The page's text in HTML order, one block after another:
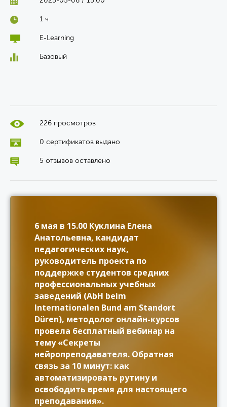
1 ч
E-Learning
Базовый
226 просмотров
0 сертификатов выдано
5 отзывов оставлено
6 мая в 15.00 Куклина Елена
Анатольевна, кандидат
педагогических наук,
руководитель проекта по
поддержке студентов средних
профессиональных учебных
заведений (AbH beim
Internationalen Bund am Standort
Düren), методолог онлайн-курсов
провела бесплатный вебинар на
тему «Секреты
нейропреподавателя. Обратная
связь за 10 минут: как
автоматизировать рутину и
освободить время для настоящего
преподавания».